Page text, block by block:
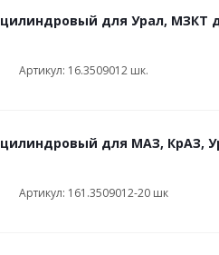
для Урал, МЗКТ
Артикул: 16.3509012 шк.
для МАЗ, КрАЗ,
Артикул: 161.3509012-20 шк